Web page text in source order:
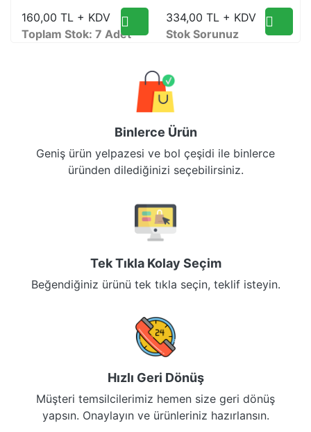
160,00 TL + KDV
Toplam Stok: 7 Adet
334,00 TL + KDV
Stok Sorunuz
Binlerce Ürün
Geniş ürün yelpazesi ve bol çeşidi ile binlerce
üründen dilediğinizi seçebilirsiniz.
Tek Tıkla Kolay Seçim
Beğendiğiniz ürünü tek tıkla seçin, teklif isteyin.
Hızlı Geri Dönüş
Müşteri temsilcilerimiz hemen size geri dönüş
yapsın. Onaylayın ve ürünleriniz hazırlansın.